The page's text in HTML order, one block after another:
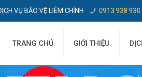
VỤ BẢO VỆ LIÊM CHÍNH 0913 938 930
TRANG CHỦ GIỚI THIỆU